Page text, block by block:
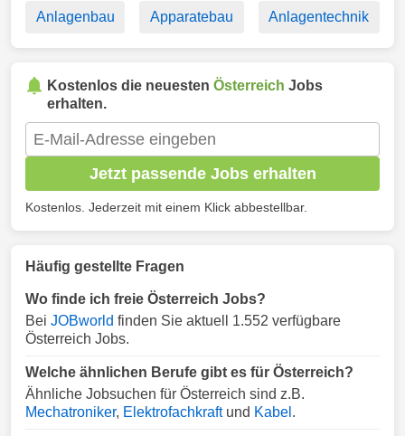
Anlagenbau Apparatebau Anlagentechnik
Kostenlos die neuesten Österreich Jobs
erhalten.
Jetzt passende Jobs erhalten
Kostenlos. Jederzeit mit einem Klick abbestellbar.
Häufig gestellte Fragen
Wo finde ich freie Österreich Jobs?
Bei JOBworld finden Sie aktuell 1.552 verfügbare
Österreich Jobs.
Welche ähnlichen Berufe gibt es für Österreich?
Ähnliche Jobsuchen für Österreich sind z.B.
Mechatroniker, Elektrofachkraftund Kabel .